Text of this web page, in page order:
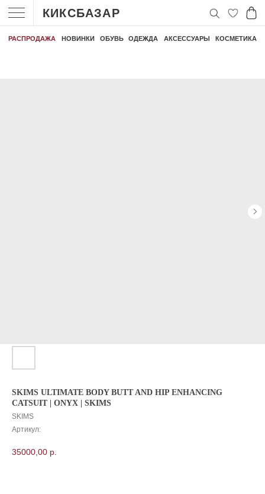
000 РУБЛЕЙ БЕСПЛАТНАЯ ДОСТАВКА ЗАКАЗА ОТ 30 000 РУБЛЕЙ
НОВИНКИ
РАСПРОДАЖА ОБУВЬ ОДЕЖДА АКСЕССУАРЫ КОСМЕТИКА
КИКСБАЗАР
SKIMS ULTIMATE BODY BUTT AND HIP ENHANCING
CATSUIT | ONYX | SKIMS
SKIMS
Артикул:
35000,00 р.